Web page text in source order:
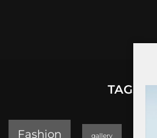
TAGS
Fashion gallery